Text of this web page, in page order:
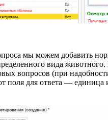
мы можем добавить
вида
вопросов (при
поля для ответа — единица